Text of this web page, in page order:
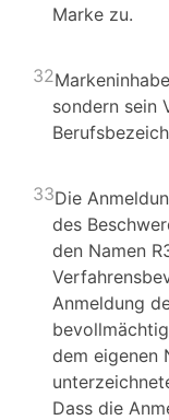
Marke zu.
32
sondern sein
33Die
des
den Namen
Anmeldung
dem eigenen
Dass die